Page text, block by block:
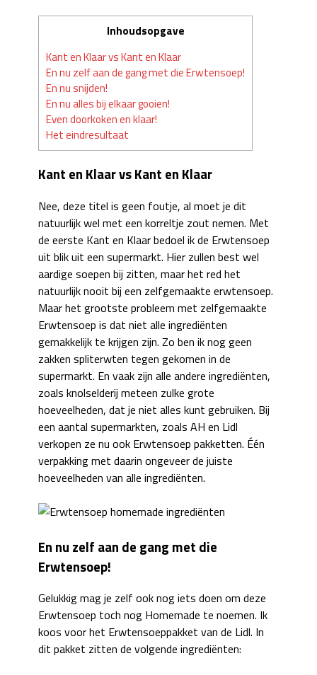
Inhoudsopgave
Kant en Klaar vs Kant en Klaar
En nu zelf aan de gang met die Erwtensoep!
En nu snijden!
En nu alles bij elkaar gooien!
Even doorkoken en klaar!
Het eindresultaat
Kant en Klaar vs Kant en Klaar
Nee, deze titel is geen foutje, al moet je dit
natuurlijk wel met een korreltje zout nemen. Met
de eerste Kant en Klaar bedoel ik de Erwtensoep
uit blik uit een supermarkt. Hier zullen best wel
aardige soepen bij zitten, maar het red het
natuurlijk nooit bij een zelfgemaakte erwtensoep.
Maar het grootste probleem met zelfgemaakte
Erwtensoep is dat niet alle ingrediënten
gemakkelijk te krijgen zijn. Zo ben ik nog geen
zakken spliterwten tegen gekomen in de
supermarkt. En vaak zijn alle andere ingrediënten,
zoals knolselderij meteen zulke grote
hoeveelheden, dat je niet alles kunt gebruiken. Bij
een aantal supermarkten, zoals AH en Lidl
verkopen ze nu ook Erwtensoep pakketten. Één
verpakking met daarin ongeveer de juiste
hoeveelheden van alle ingrediënten.
En nu zelf aan de gang met die
Erwtensoep!
Gelukkig mag je zelf ook nog iets doen om deze
Erwtensoep toch nog Homemade te noemen. Ik
koos voor het Erwtensoeppakket van de Lidl. In
dit pakket zitten de volgende ingrediënten: